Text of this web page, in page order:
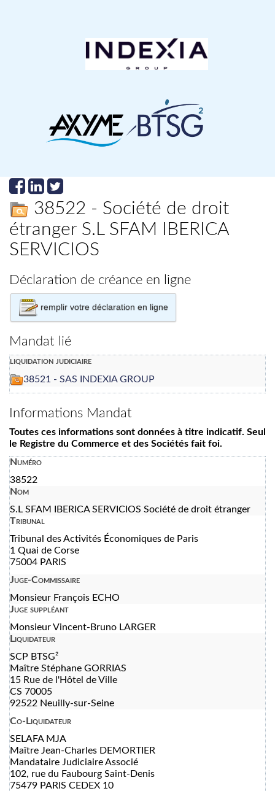
38522 - Société de droit
étranger S.L SFAM IBERICA
SERVICIOS
Déclaration de créance en ligne
remplir votre déclaration en ligne
Mandat lié
liquidation judiciaire
38521 - SAS INDEXIA GROUP
Informations Mandat
Toutes ces informations sont données à titre indicatif. Seul
le Registre du Commerce et des Sociétés fait foi.
Numéro
38522
Nom
S.L SFAM IBERICA SERVICIOS Société de droit étranger
Tribunal
Tribunal des Activités Économiques de Paris
1 Quai de Corse
75004 PARIS
Juge-Commissaire
Monsieur François ECHO
Juge suppléant
Monsieur Vincent-Bruno LARGER
Liquidateur
SCP BTSG²
Maître Stéphane GORRIAS
15 Rue de l'Hôtel de Ville
CS 70005
92522 Neuilly-sur-Seine
Co-Liquidateur
SELAFA MJA
Maître Jean-Charles DEMORTIER
Mandataire Judiciaire Associé
102, rue du Faubourg Saint-Denis
75479 PARIS CEDEX 10